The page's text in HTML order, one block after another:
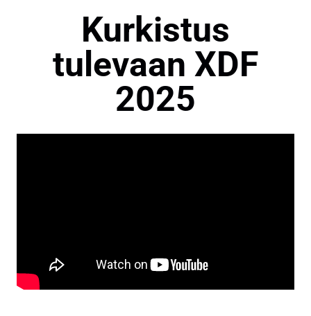
Kurkistus
tulevaan XDF
2025